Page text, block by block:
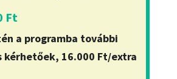
Ft
a programba további
kérhetőek, 16.000 Ft/extra